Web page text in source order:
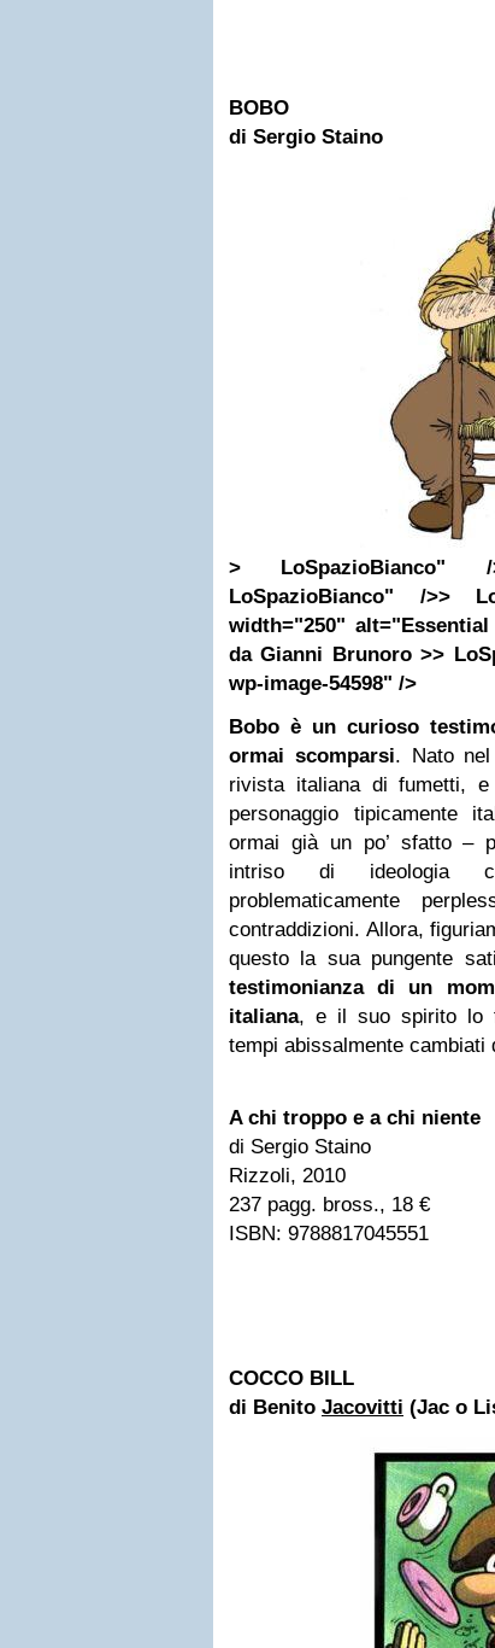
BOBO
di Sergio Staino
> LoSpazioBianco" /
LoSpazioBianco" />>
width="250"
da Gianni Brunoro >>
wp-image-54598" />
Bobo è un curioso
ormai scomparsi. Nato
rivista italiana di fumetti, e
personaggio tipicamente
ormai già un po’ sfatto –
intriso di ideologia
problematicamente
contraddizioni. Allora,
questo la sua pungente
testimonianza di un
italiana, e il suo spirito lo
tempi abissalmente cambiati
A chi troppo e a chi niente
di Sergio Staino
Rizzoli, 2010
237 pagg. bross., 18 €
ISBN: 9788817045551
COCCO BILL
di Benito Jacovitti (Jac o